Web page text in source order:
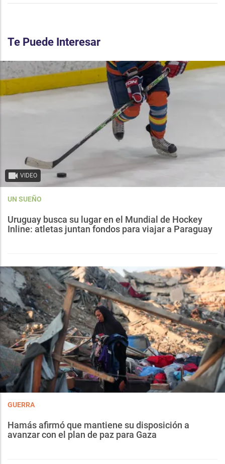
Te Puede Interesar
VIDEO
UN SUEÑO
Uruguay busca su lugar en el Mundial de Hockey
Inline: atletas juntan fondos para viajar a Paraguay
GUERRA
Hamás afirmó que mantiene su disposición a
avanzar con el plan de paz para Gaza